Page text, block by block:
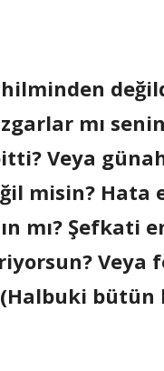
mı
Veya
misin? Hata
mı? Şefkati
Veya
(Halbuki